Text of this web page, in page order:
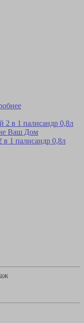
1 палисандр 0,8л